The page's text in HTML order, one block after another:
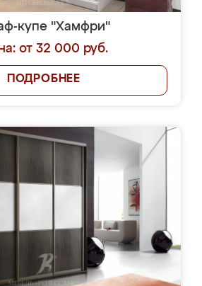
купе "Хамфри"
от 32 000 руб.
ПОДРОБНЕЕ